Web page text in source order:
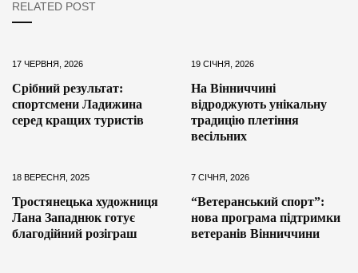
RELATED POST
17 ЧЕРВНЯ, 2026
Срібний результат:
спортсмени Ладижина
серед кращих туристів
19 СІЧНЯ, 2026
На Вінниччині
відроджують унікальну
традицію плетіння
весільних
18 ВЕРЕСНЯ, 2025
Тростянецька художниця
Лана Западнюк готує
благодійний розіграш
7 СІЧНЯ, 2026
“Ветеранський спорт”:
нова програма підтримки
ветеранів Вінниччини